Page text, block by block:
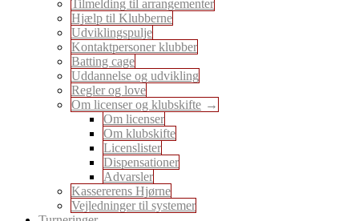
Tilmelding til arrangementer
Hjælp til Klubberne
Udviklingspulje
Kontaktpersoner klubber
Batting cage
Uddannelse og udvikling
Regler og love
Om licenser og klubskifte
Om licenser
Om klubskifte
Licenslister
Dispensationer
Advarsler
Kassererens Hjørne
Vejledninger til systemer